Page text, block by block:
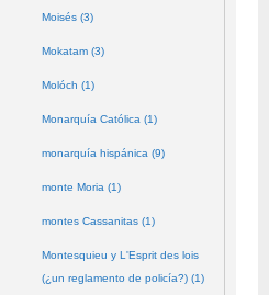
Moisés (3)
Mokatam (3)
Molóch (1)
Monarquía Católica (1)
monarquía hispánica (9)
monte Moria (1)
montes Cassanitas (1)
Montesquieu y L'Esprit des lois
(¿un reglamento de policía?) (1)